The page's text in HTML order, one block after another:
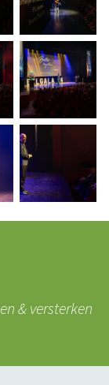
& versterken